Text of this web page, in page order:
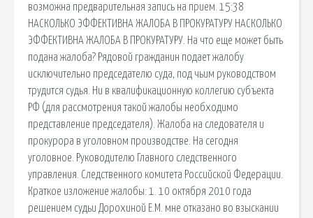
возможна предварительная запись на прием. 15:38
НАСКОЛЬКО ЭФФЕКТИВНА ЖАЛОБА В ПРОКУРАТУРУ НАСКОЛЬКО
ЭФФЕКТИВНА ЖАЛОБА В ПРОКУРАТУРУ. На что еще может быть
подана жалоба? Рядовой гражданин подает жалобу
исключительно председателю суда, под чьим руководством
трудится судья. Ни в квалификационную коллегию субъекта
РФ (для рассмотрения такой жалобы необходимо
представление председателя). Жалоба на следователя и
прокурора в уголовном производстве. На сегодня
уголовное. Руководителю Главного следственного
управления. Следственного комитета Российской Федерации.
Краткое изложение жалобы: 1. 10 октября 2010 года
решением судьи Дорохиной Е.М. мне отказано во взыскании